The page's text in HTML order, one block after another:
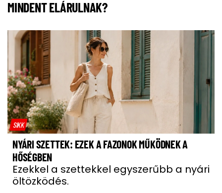
MINDENT ELÁRULNAK?
SIKK
NYÁRI SZETTEK: EZEK A FAZONOK MŰKÖDNEK A
HŐSÉGBEN
Ezekkel a szettekkel egyszerűbb a nyári
öltözködés.